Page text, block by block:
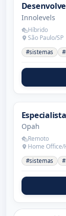
Innolevels
Híbrido
São Paulo/SP
#sistemas
Opah
Remoto
Home Office/
#sistemas